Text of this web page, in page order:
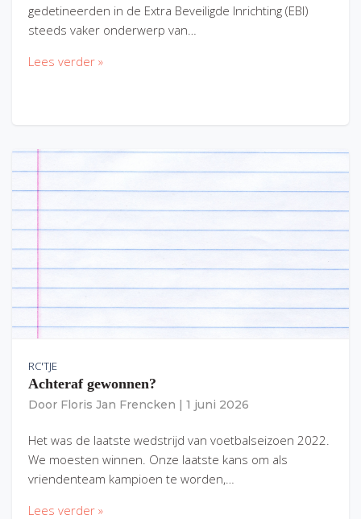
gedetineerden in de Extra Beveiligde Inrichting (EBI)
steeds vaker onderwerp van…
Lees verder »
RC'TJE
Achteraf gewonnen?
Door Floris Jan Frencken 1 juni 2026
Het was de laatste wedstrijd van voetbalseizoen 2022.
We moesten winnen. Onze laatste kans om als
vriendenteam kampioen te worden,…
Lees verder »